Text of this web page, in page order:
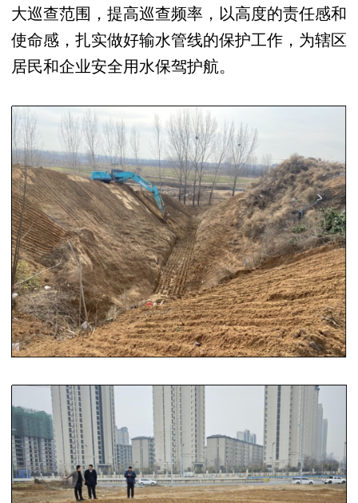
大巡查范围，提高巡查频率，以高度的责任感和
使命感，扎实做好输水管线的保护工作，为辖区
居民和企业安全用水保驾护航。